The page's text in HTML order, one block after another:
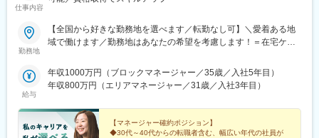
仕事内容
勤務地
【全国から好きな勤務地を選べます／転勤なし可】＼愛着ある地
域で働けます／勤務地はあなたの希望を考慮します！＝在宅ケア
い方に最適なポジション☆引越し手当支給・家賃無料の借り上げ
社宅提供◆全国募集◆四国・東北・関西・岐阜・長野で強化募集
お住まいの地域又はジェネラルマネージャーと相談の上決定《養
成期間中の勤務地》東京、神奈川、埼玉※所在地はHP記載【2／地
元マネージャーコース】☆地元採用・転勤なしOK☆別事業へのキ
給与
年収1000万円（ブロックマネージャー／35歳／入社5年目）
年収800万円（エリアマネージャー／31歳／入社3年目）
【マネージャー確約ポジション】
◆30代～40代からの転職者含む、幅広い年代の社員が